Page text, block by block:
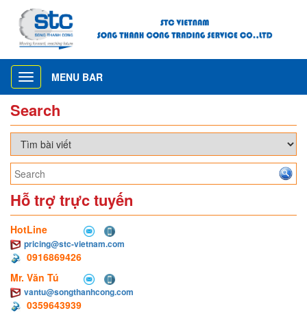
Toggle
navigation
MENU BAR
Search
Hỗ trợ trực tuyến
HotLine
pricing@stc-vietnam.com
0916869426
Mr. Văn Tú
vantu@songthanhcong.com
0359643939